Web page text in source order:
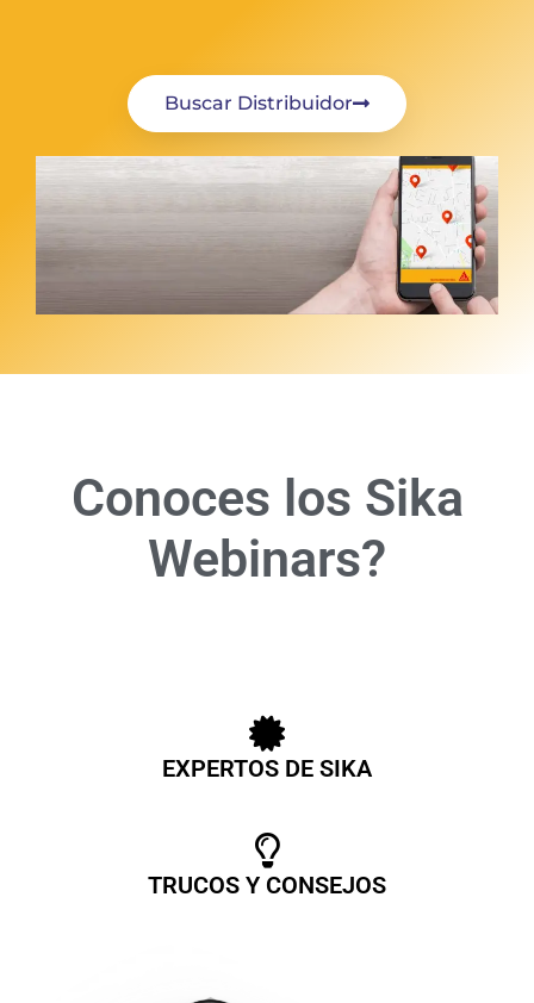
Buscar Distribuidor
Conoces los Sika
Webinars?
EXPERTOS DE SIKA
TRUCOS Y CONSEJOS